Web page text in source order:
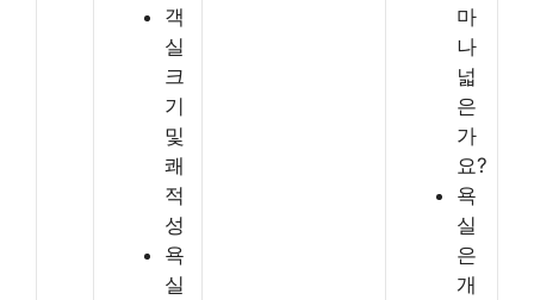
객
실
크
기
및
쾌
적
성
욕
실
마
나
넓
은
가
요?
욕
실
은
개